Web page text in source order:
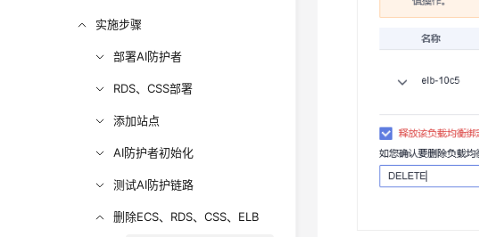
实施步骤
部署AI防护者
RDS、CSS部署
添加站点
AI防护者初始化
测试AI防护链路
删除ECS、RDS、CSS、ELB